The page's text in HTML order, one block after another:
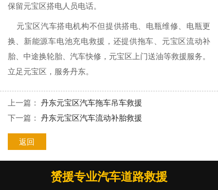
保留元宝区搭电人员电话。
元宝区汽车搭电机构不但提供搭电、电瓶维修、电瓶更
换、新能源车电池充电救援，还提供拖车、元宝区流动补
胎、中途换轮胎、汽车快修，元宝区上门送油等救援服务。
立足元宝区，服务丹东。
上一篇： 丹东元宝区汽车拖车吊车救援
下一篇： 丹东元宝区汽车流动补胎救援
返回
赟援专业汽车道路救援